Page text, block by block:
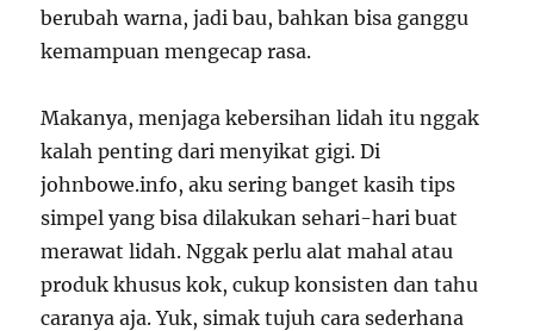
berubah warna, jadi bau, bahkan bisa ganggu
kemampuan mengecap rasa.
Makanya, menjaga kebersihan lidah itu nggak
kalah penting dari menyikat gigi. Di
johnbowe.info, aku sering banget kasih tips
simpel yang bisa dilakukan sehari-hari buat
merawat lidah. Nggak perlu alat mahal atau
produk khusus kok, cukup konsisten dan tahu
caranya aja. Yuk, simak tujuh cara sederhana